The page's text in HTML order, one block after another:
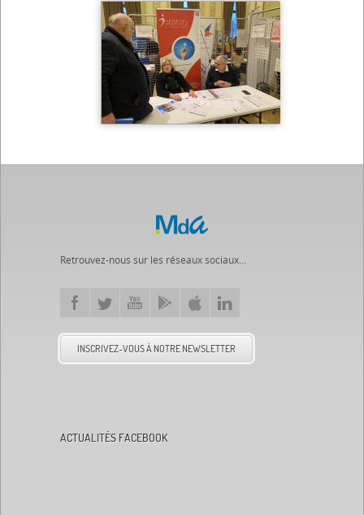
Retrouvez-nous sur les réseaux sociaux...
INSCRIVEZ-VOUS À NOTRE NEWSLETTER
ACTUALITÉS FACEBOOK